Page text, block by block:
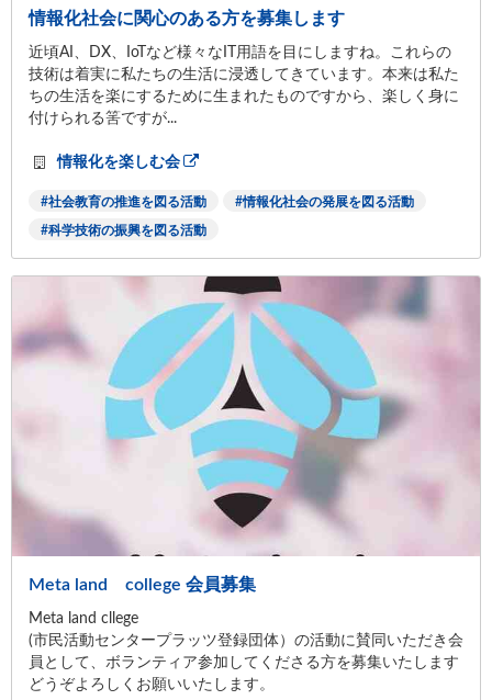
情報化社会に関心のある方を募集します
近頃AI、DX、IoTなど様々なIT用語を目にしますね。これらの
技術は着実に私たちの生活に浸透してきています。本来は私た
ちの生活を楽にするために生まれたものですから、楽しく身に
付けられる筈ですが...
情報化を楽しむ会
社会教育の推進を図る活動 情報化社会の発展を図る活動
科学技術の振興を図る活動
Meta land college 会員募集
Meta land cllege
(市民活動センタープラッツ登録団体）の活動に賛同いただき会
員として、ボランティア参加してくださる方を募集いたします
どうぞよろしくお願いいたします。